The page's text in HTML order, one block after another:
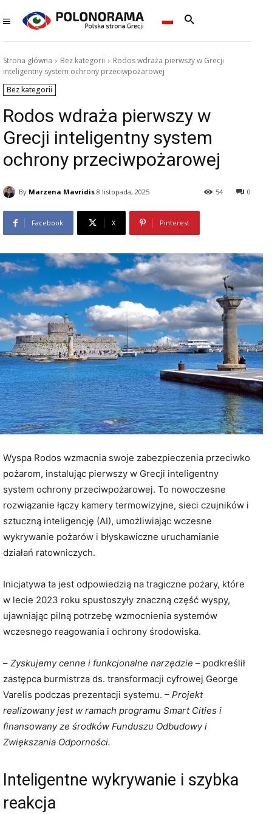
Strona główna Bez kategorii
Rodos wdraża pierwszy w Grecji
inteligentny system ochrony przeciwpożarowej
Bez kategorii
Rodos wdraża pierwszy w
Grecji inteligentny system
ochrony przeciwpożarowej
By Marzena Mavridis 8 listopada, 2025 0
54
Facebook X Pinterest
Wyspa Rodos wzmacnia swoje zabezpieczenia przeciwko
pożarom, instalując pierwszy w Grecji inteligentny
system ochrony przeciwpożarowej. To nowoczesne
rozwiązanie łączy kamery termowizyjne, sieci czujników i
sztuczną inteligencję (AI), umożliwiając wczesne
wykrywanie pożarów i błyskawiczne uruchamianie
działań ratowniczych.
Inicjatywa ta jest odpowiedzią na tragiczne pożary, które
w lecie 2023 roku spustoszyły znaczną część wyspy,
ujawniając pilną potrzebę wzmocnienia systemów
wczesnego reagowania i ochrony środowiska.
– Zyskujemy cenne i funkcjonalne narzędzie – podkreślił
zastępca burmistrza ds. transformacji cyfrowej George
Varelis podczas prezentacji systemu. – Projekt
realizowany jest w ramach programu Smart Cities i
finansowany ze środków Funduszu Odbudowy i
Zwiększania Odporności.
Inteligentne wykrywanie i szybka
reakcja